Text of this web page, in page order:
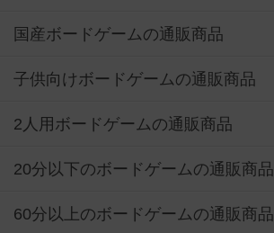
国産ボードゲームの通販商品
子供向けボードゲームの通販商品
2人用ボードゲームの通販商品
20分以下のボードゲームの通販商品
60分以上のボードゲームの通販商品